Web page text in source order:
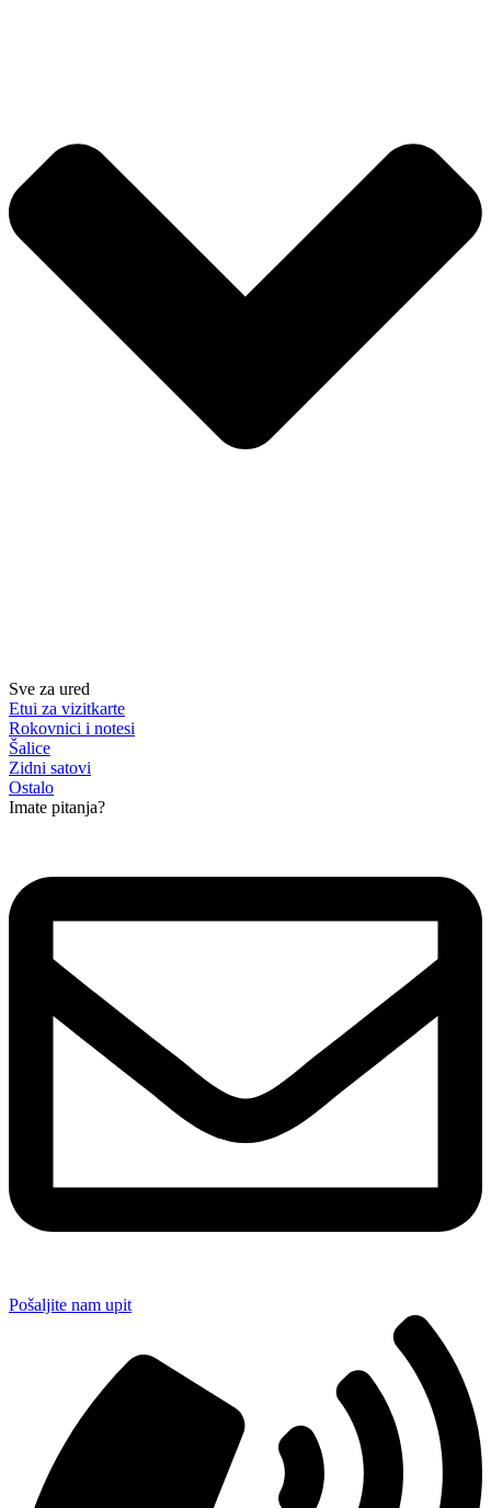
Sve za ured
Etui za vizitkarte
Rokovnici i notesi
Šalice
Zidni satovi
Ostalo
Imate pitanja?
Pošaljite nam upit